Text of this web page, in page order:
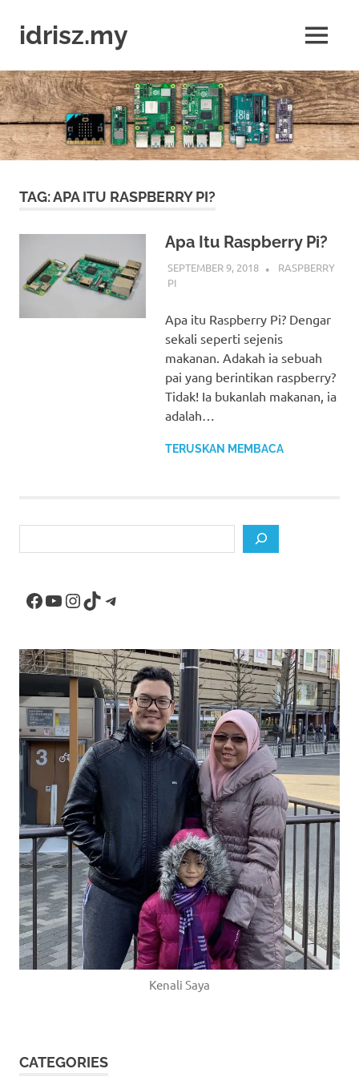
contentidrisz.my
Raspberry
Pi,
Arduino,
micro:bit
MENU
TAG:APA ITU RASPBERRY PI?
Apa Itu Raspberry Pi?
SEPTEMBER 9, 2018 IDRIS
RASPBERRY
PI
Apa itu Raspberry Pi? Dengar
sekali seperti sejenis
makanan. Adakah ia sebuah
pai yang berintikan raspberry?
Tidak! Ia bukanlah makanan, ia
adalah…
TERUSKAN MEMBACA
Facebook
YouTube
Instagram
TikTokTelegram
Kenali Saya
CATEGORIES